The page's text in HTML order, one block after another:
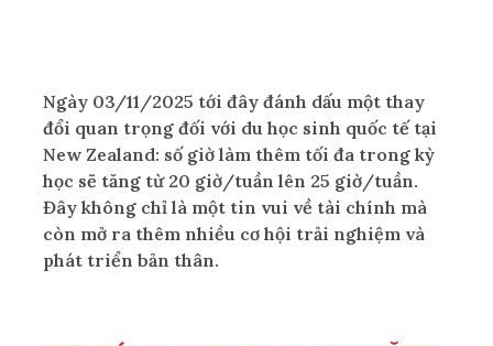
Ngày 03/11/2025 tới đây đánh dấu một thay
đổi quan trọng đối với du học sinh quốc tế tại
New Zealand: số giờ làm thêm tối đa trong kỳ
học sẽ tăng từ 20 giờ/tuần lên 25 giờ/tuần.
Đây không chỉ là một tin vui về tài chính mà
còn mở ra thêm nhiều cơ hội trải nghiệm và
phát triển bản thân.